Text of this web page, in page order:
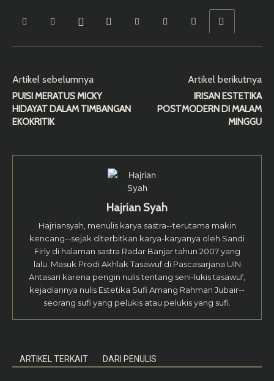
Artikel sebelumnya
PUISI MERATUS MICKY
HIDAYAT DALAM TIMBANGAN
EKOKRITIK
Artikel berikutnya
IRISAN ESTETIKA
POSTMODERN DI MALAM
MINGGU
Hajrian Syah
Hajriansyah, menulis karya sastra--terutama makin
kencang--sejak diterbitkan karya-karyanya oleh Sandi
Firly di halaman sastra Radar Banjar tahun 2007 yang
lalu. Masuk Prodi Akhlak Tasawuf di Pascasarjana UIN
Antasari karena pengin nulis tentang seni-lukis tasawuf,
kejadiannya nulis Estetika Sufi Amang Rahman Jubair--
seorang sufi yang pelukis atau pelukis yang sufi.
ARTIKEL TERKAIT DARI PENULIS